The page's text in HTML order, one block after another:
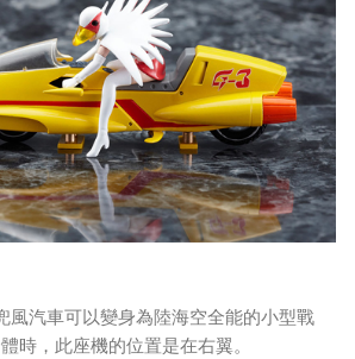
風汽車可以變身為陸海空全能的小型戰
時，此座機的位置是在右翼。